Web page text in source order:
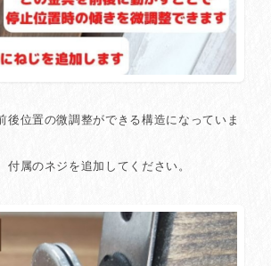
後位置の微調整ができる構造になっていま
付属のネジを追加してください。